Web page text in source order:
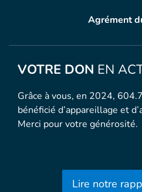
Agrément
VOTRE DON EN
Grâce à vous, en 2024,
bénéficié d’appareillage et
Merci pour votre générosité.
Lire notre